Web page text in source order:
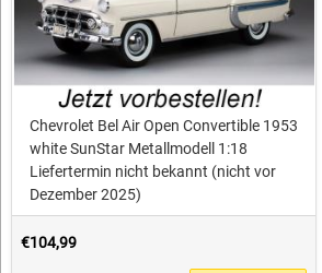
Chevrolet Bel Air Open Convertible 1953
white SunStar Metallmodell 1:18
Liefertermin nicht bekannt (nicht vor
Dezember 2025)
€104,99